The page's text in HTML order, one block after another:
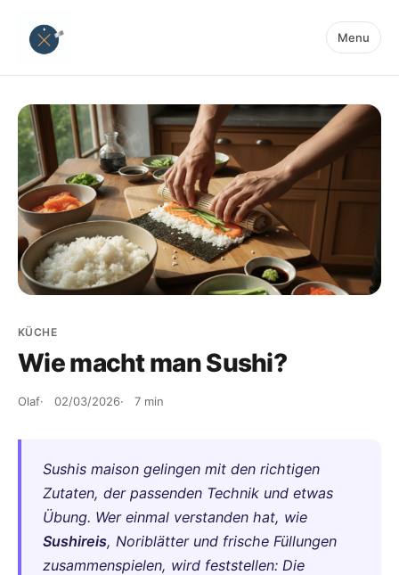
Menu
KÜCHE
Wie macht man Sushi?
Olaf 02/03/2026 7 min
Sushis maison gelingen mit den richtigen
Zutaten, der passenden Technik und etwas
Übung. Wer einmal verstanden hat, wie
Sushireis, Noriblätter und frische Füllungen
zusammenspielen, wird feststellen: Die